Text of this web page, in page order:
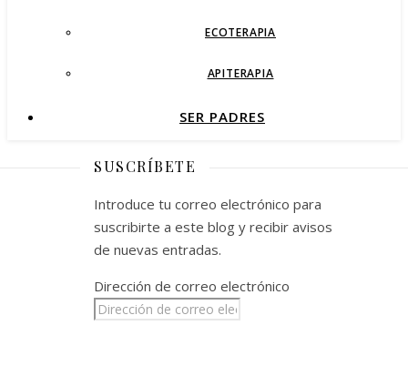
ECOTERAPIA
APITERAPIA
SER PADRES
SUSCRÍBETE
Introduce tu correo electrónico para
suscribirte a este blog y recibir avisos
de nuevas entradas.
Dirección de correo electrónico